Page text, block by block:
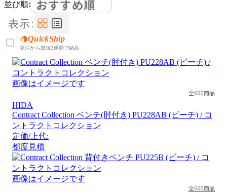
並び順: おすすめ順
表示:
QuickShip
発注から最短2週間で納品
画像はイメージです
全660商品
HIDA
Contract Collection ベンチ(肘付き) PU228AB (ビーチ) / コ
ントラクトコレクション
定価/上代:
都度見積
画像はイメージです
全660商品